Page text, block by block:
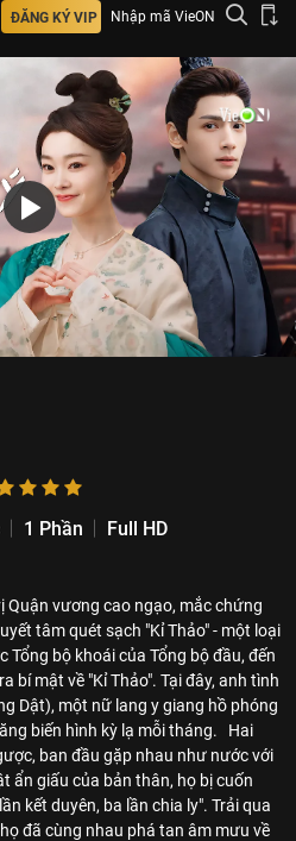
ĐĂNG KÝ VIP Nhập mã VieON
1 Phần
Full HD
Quận vương cao ngạo, mắc chứng
tâm quét sạch "Kỉ Thảo" - một loại
Tổng bộ khoái của Tổng bộ đầu, đến
bí mật về "Kỉ Thảo". Tại đây, anh tình
Dật), một nữ lang y giang hồ phóng
biến hình kỳ lạ mỗi tháng. Hai
ban đầu gặp nhau như nước với
ẩn giấu của bản thân, họ bị cuốn
kết duyên, ba lần chia ly". Trải qua
đã cùng nhau phá tan âm mưu về